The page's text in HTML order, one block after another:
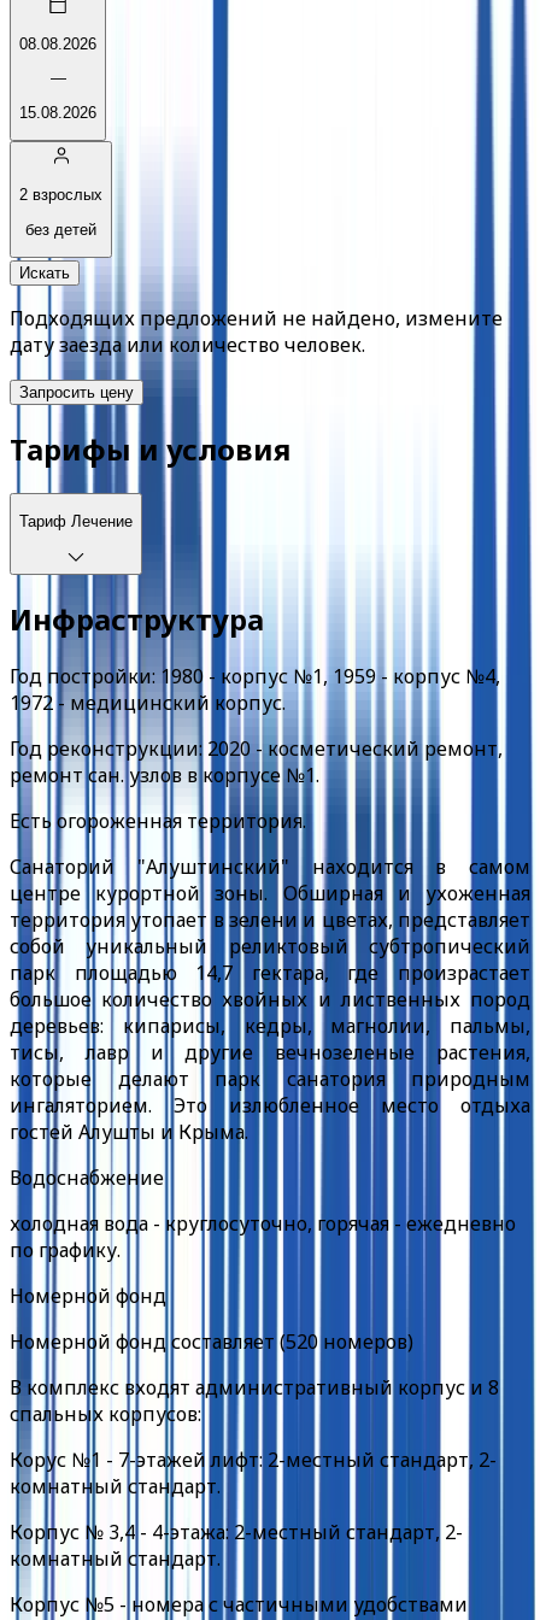
08.08.2026
—
15.08.2026
2 взрослых
без детей
Искать
Подходящих предложений не найдено, измените
дату заезда или количество человек.
Запросить цену
Тарифы и условия
Тариф Лечение
Инфраструктура
Год постройки: 1980 - корпус №1, 1959 - корпус №4,
1972 - медицинский корпус.
Год реконструкции: 2020 - косметический ремонт,
ремонт сан. узлов в корпусе №1.
Есть огороженная территория.
Санаторий "Алуштинский" находится в самом
центре курортной зоны. Обширная и ухоженная
территория утопает в зелени и цветах, представляет
собой уникальный реликтовый субтропический
парк площадью 14,7 гектара, где произрастает
большое количество хвойных и лиственных пород
деревьев: кипарисы, кедры, магнолии, пальмы,
тисы, лавр и другие вечнозеленые растения,
которые делают парк санатория природным
ингаляторием. Это излюбленное место отдыха
гостей Алушты и Крыма.
Водоснабжение
холодная вода - круглосуточно, горячая - ежедневно
по графику.
Номерной фонд
Номерной фонд составляет (520 номеров)
В комплекс входят административный корпус и 8
спальных корпусов:
Корус №1 - 7-этажей лифт: 2-местный стандарт, 2-
комнатный стандарт.
Корпус № 3,4 - 4-этажа: 2-местный стандарт, 2-
комнатный стандарт.
Корпус №5 - номера с частичными удобствами